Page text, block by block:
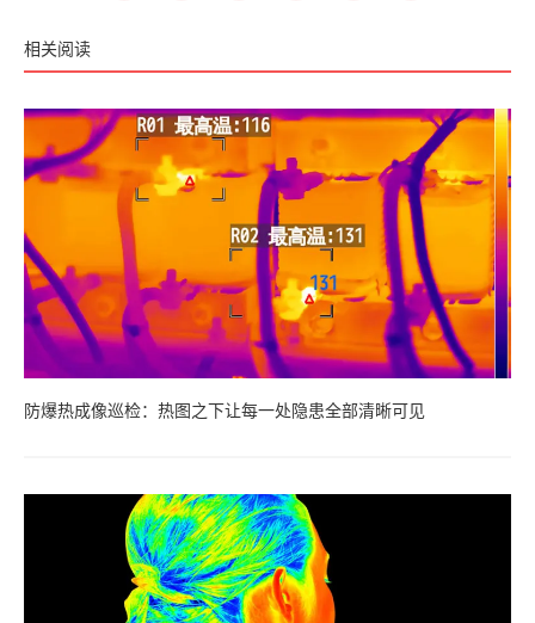
相关阅读
防爆热成像巡检：热图之下让每一处隐患全部清晰可见